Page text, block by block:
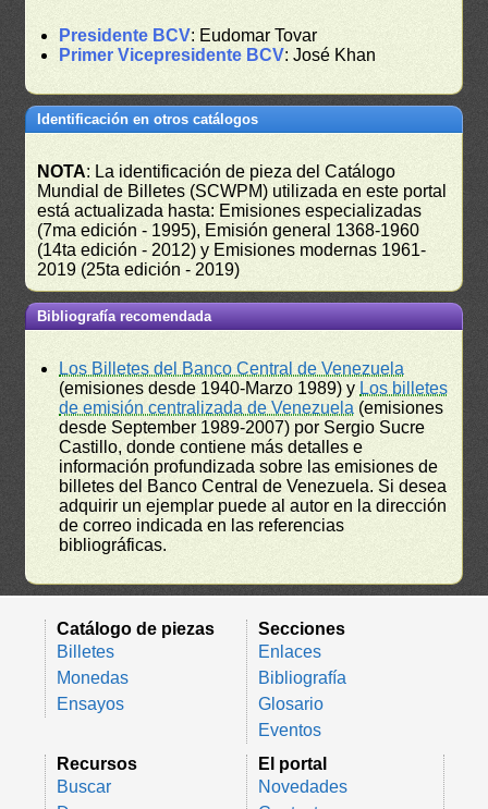
Presidente BCV: Eudomar Tovar
Primer Vicepresidente BCV: José Khan
Identificación en otros catálogos
NOTA: La identificación de pieza del Catálogo
Mundial de Billetes (SCWPM) utilizada en este portal
está actualizada hasta: Emisiones especializadas
(7ma edición - 1995), Emisión general 1368-1960
(14ta edición - 2012) y Emisiones modernas 1961-
2019 (25ta edición - 2019)
Bibliografía recomendada
Los Billetes del Banco Central de Venezuela
(emisiones desde 1940-Marzo 1989) y Los billetes
de emisión centralizada de Venezuela (emisiones
desde September 1989-2007) por Sergio Sucre
Castillo, donde contiene más detalles e
información profundizada sobre las emisiones de
billetes del Banco Central de Venezuela. Si desea
adquirir un ejemplar puede al autor en la dirección
de correo indicada en las referencias
bibliográficas.
Catálogo de piezas
Billetes
Monedas
Ensayos
Secciones
Enlaces
Bibliografía
Glosario
Eventos
Recursos
Buscar
El portal
Novedades